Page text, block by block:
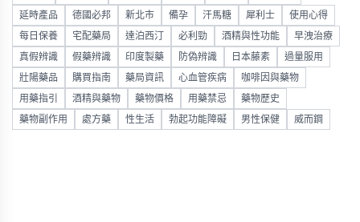
延時產品 德國必邦 新北市 備孕 汗馬糖 犀利士 使用心得
每日保養 宅配藥局 達泊西汀 必利勁 酒精與性功能 早洩治療
真假辨識 假藥辨識 印度製藥 防偽辨識 日本藤素 過量服用
壯陽藥品 購買指南 藥局資訊 心血管疾病 咖啡因與藥物
用藥指引 酒精與藥物 藥物價格 用藥禁忌 藥物歷史
藥物副作用 處方藥 性生活 勃起功能障礙 男性保健 威而鋼